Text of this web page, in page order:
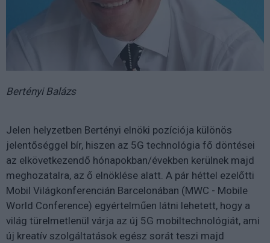
Bertényi Balázs
Jelen helyzetben Bertényi elnöki pozíciója különös
jelentőséggel bír, hiszen az 5G technológia fő döntései
az elkövetkezendő hónapokban/években kerülnek majd
meghozatalra, az ő elnöklése alatt. A pár héttel ezelőtti
Mobil Világkonferencián Barcelonában (MWC - Mobile
World Conference) egyértelműen látni lehetett, hogy a
világ türelmetlenül várja az új 5G mobiltechnológiát, ami
új kreatív szolgáltatások egész sorát teszi majd